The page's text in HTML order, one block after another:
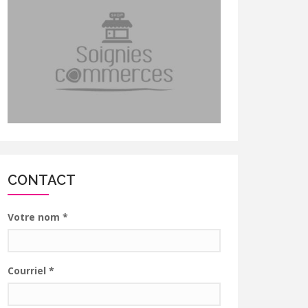
CONTACT
Votre nom *
Courriel *